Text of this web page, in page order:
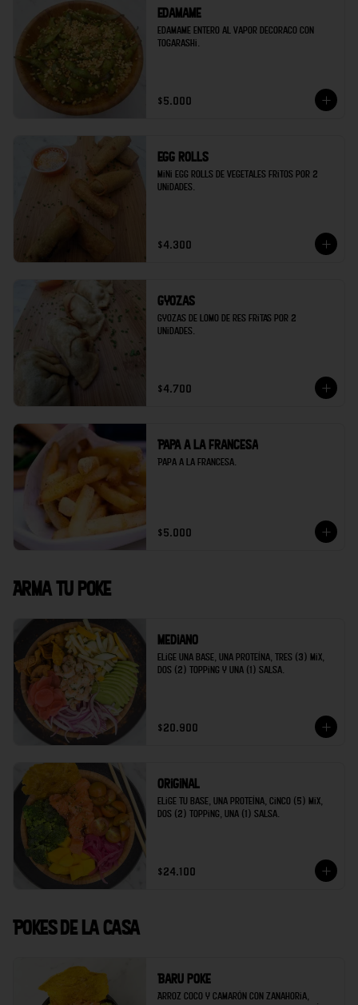
Edamame
Edamame entero al vapor decoraco con
togarashi.
$5.000
Egg rolls
Mini egg rolls de vegetales fritos por 2
unidades.
$4.300
Gyozas
Gyozas de lomo de res fritas por 2
unidades.
$4.700
Papa a la francesa
Papa a la francesa.
$5.000
Arma tu poke
Mediano
Elige una base, una proteína, tres (3) mix,
dos (2) topping y una (1) salsa.
$20.900
Original
Elige tu base, una proteína, cinco (5) mix,
dos (2) topping, una (1) salsa.
$24.100
Pokes de la casa
Baru poke
Arroz coco y camarón con zanahoria,